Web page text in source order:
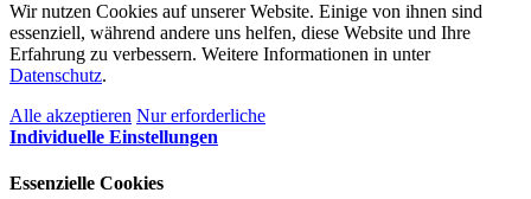
Wir nutzen Cookies auf unserer Website. Einige von ihnen sind
essenziell, während andere uns helfen, diese Website und Ihre
Erfahrung zu verbessern. Weitere Informationen in unter
Datenschutz.
Alle akzeptieren Nur erforderliche
Individuelle Einstellungen
Essenzielle Cookies